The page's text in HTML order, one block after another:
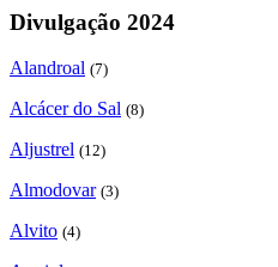
Divulgação 2024
Alandroal (7)
Alcácer do Sal (8)
Aljustrel (12)
Almodovar (3)
Alvito (4)